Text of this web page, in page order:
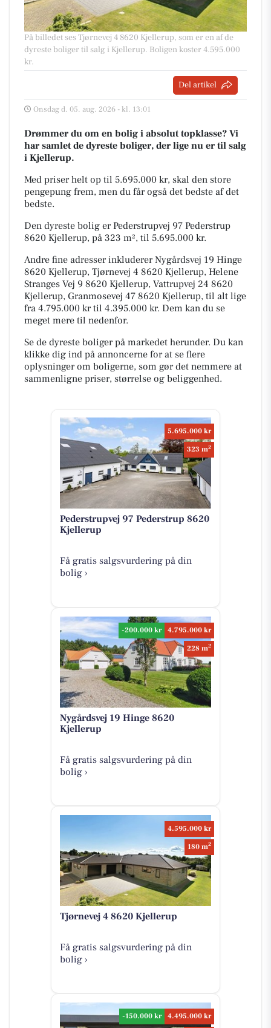
På billedet ses Tjørnevej 4 8620 Kjellerup, som er en af de
dyreste boliger til salg i Kjellerup. Boligen koster 4.595.000
kr.
Del artikel
Onsdag d. 05. aug. 2026 - kl. 13:01
Drømmer du om en bolig i absolut topklasse? Vi
har samlet de dyreste boliger, der lige nu er til salg
i Kjellerup.
Med priser helt op til 5.695.000 kr, skal den store
pengepung frem, men du får også det bedste af det
bedste.
Den dyreste bolig er Pederstrupvej 97 Pederstrup
8620 Kjellerup, på 323 m², til 5.695.000 kr.
Andre fine adresser inkluderer Nygårdsvej 19 Hinge
8620 Kjellerup, Tjørnevej 4 8620 Kjellerup, Helene
Stranges Vej 9 8620 Kjellerup, Vattrupvej 24 8620
Kjellerup, Granmosevej 47 8620 Kjellerup, til alt lige
fra 4.795.000 kr til 4.395.000 kr. Dem kan du se
meget mere til nedenfor.
Se de dyreste boliger på markedet herunder. Du kan
klikke dig ind på annoncerne for at se flere
oplysninger om boligerne, som gør det nemmere at
sammenligne priser, størrelse og beliggenhed.
5.695.000 kr
323 m2
Pederstrupvej 97 Pederstrup 8620
Kjellerup
Få gratis salgsvurdering på din
bolig ›
-200.000 kr
4.795.000 kr
228 m2
Nygårdsvej 19 Hinge 8620
Kjellerup
Få gratis salgsvurdering på din
bolig ›
4.595.000 kr
180 m2
Tjørnevej 4 8620 Kjellerup
Få gratis salgsvurdering på din
bolig ›
-150.000 kr 4.495.000 kr